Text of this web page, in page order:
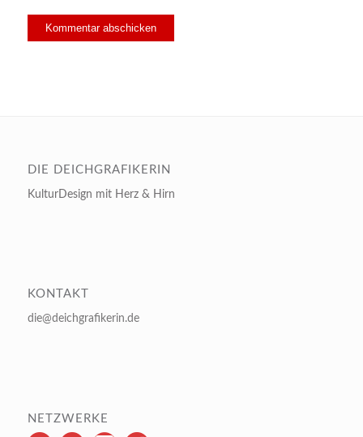
DIE DEICHGRAFIKERIN
KulturDesign mit Herz & Hirn
KONTAKT
die@deichgrafikerin.de
NETZWERKE